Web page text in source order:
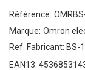
Référence:
Marque: Omron
Ref. Fabricant: BS-1
EAN13: